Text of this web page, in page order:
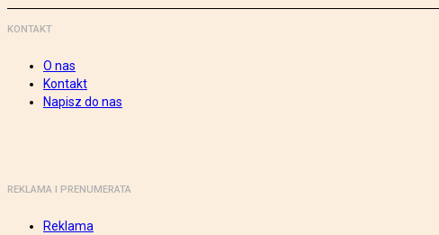
KONTAKT
O nas
Kontakt
Napisz do nas
REKLAMA I PRENUMERATA
Reklama